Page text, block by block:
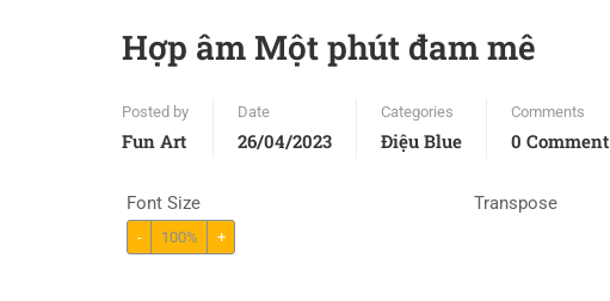
Hợp âm Một phút đam mê
Posted by
Fun Art
Date
26/04/2023
Categories
Điệu Blue
Comments
0 Comment
Font Size
- 100% +
Transpose